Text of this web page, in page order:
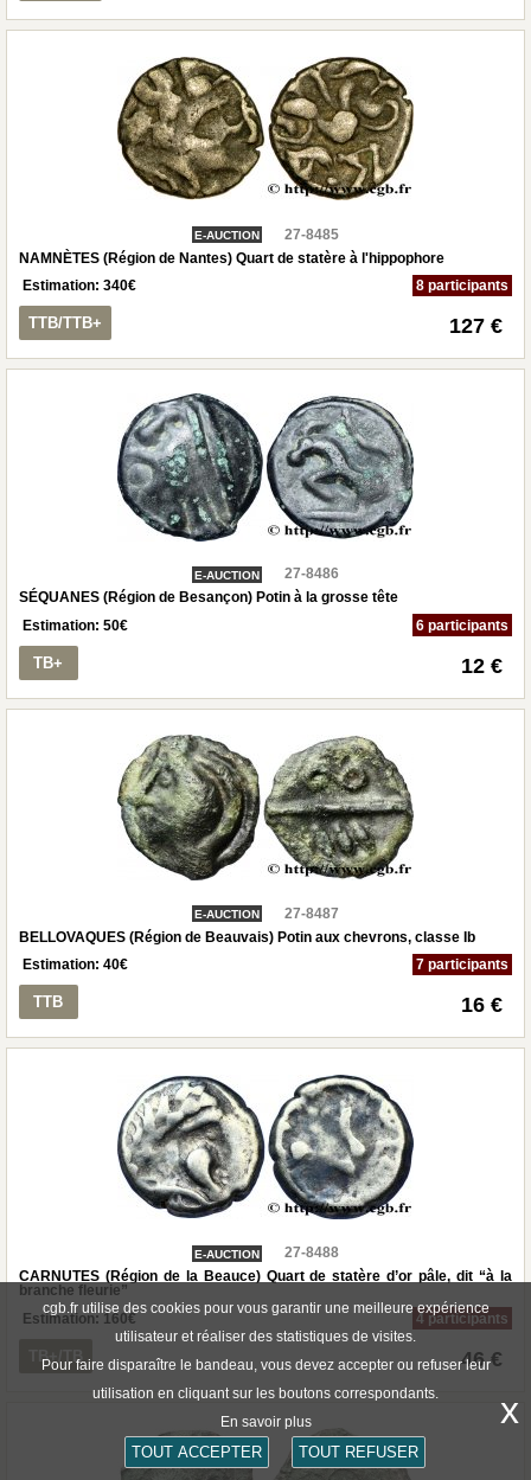
E-AUCTION
27-8485
NAMNÈTES (Région de Nantes) Quart de statère à l'hippophore
Estimation: 340€ 8 participants
TTB/TTB+ 127 €
E-AUCTION
27-8486
SÉQUANES (Région de Besançon) Potin à la grosse tête
Estimation: 50€ 6 participants
TB+ 12 €
E-AUCTION
27-8487
BELLOVAQUES (Région de Beauvais) Potin aux chevrons, classe Ib
Estimation: 40€ 7 participants
TTB 16 €
E-AUCTION
27-8488
CARNUTES (Région de la Beauce) Quart de statère d’or pâle, dit “à la
branche fleurie”
Estimation:160€ 4 participants
TB+/TB 46 €
cgb.fr utilise des cookies pour vous garantir une meilleure expérience
utilisateur et réaliser des statistiques de visites.
Pour faire disparaître le bandeau, vous devez accepter ou refuser leur
utilisation en cliquant sur les boutons correspondants.
En savoir plus
TOUT ACCEPTER TOUT REFUSER
x